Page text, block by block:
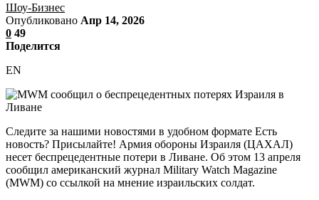
Шоу-Бизнес
Опубликовано Апр 14, 2026
0 49
Поделится
EN
Следите за нашими новостями в удобном формате Есть
новость? Присылайте! Армия обороны Израиля (ЦАХАЛ)
несет беспрецедентные потери в Ливане. Об этом 13 апреля
сообщил американский журнал Military Watch Magazine
(MWM) со ссылкой на мнение израильских солдат.